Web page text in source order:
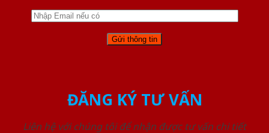
ĐĂNG KÝ TƯ VẤN
Liên hệ với chúng tôi để nhận được tư vấn chi tiết